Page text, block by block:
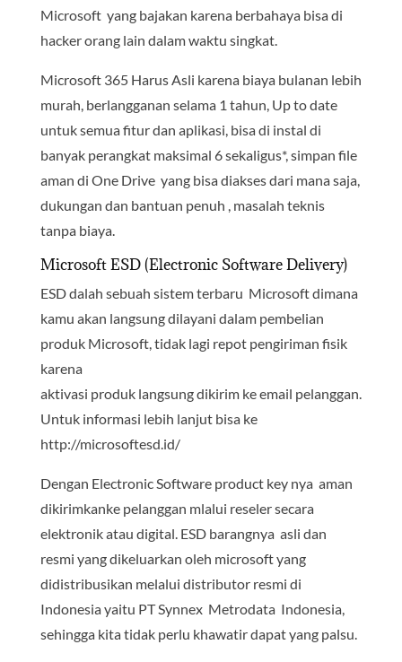
Microsoft yang bajakan karena berbahaya bisa di
hacker orang lain dalam waktu singkat.
Microsoft 365 Harus Asli karena biaya bulanan lebih
murah, berlangganan selama 1 tahun, Up to date
untuk semua fitur dan aplikasi, bisa di instal di
banyak perangkat maksimal 6 sekaligus*, simpan file
aman di One Drive yang bisa diakses dari mana saja,
dukungan dan bantuan penuh , masalah teknis
tanpa biaya.
Microsoft ESD (Electronic Software Delivery)
ESD dalah sebuah sistem terbaru Microsoft dimana
kamu akan langsung dilayani dalam pembelian
produk Microsoft, tidak lagi repot pengiriman fisik
karena
aktivasi produk langsung dikirim ke email pelanggan.
Untuk informasi lebih lanjut bisa ke
http://microsoftesd.id/
Dengan Electronic Software product key nya aman
dikirimkanke pelanggan mlalui reseler secara
elektronik atau digital. ESD barangnya asli dan
resmi yang dikeluarkan oleh microsoft yang
didistribusikan melalui distributor resmi di
Indonesia yaitu PT Synnex Metrodata Indonesia,
sehingga kita tidak perlu khawatir dapat yang palsu.